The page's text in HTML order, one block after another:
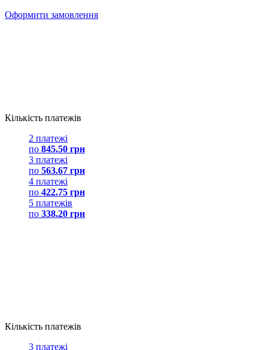
Оформити замовлення
Кількість платежів
2 платежі
по 845.50 грн
3 платежі
по 563.67 грн
4 платежі
по 422.75 грн
5 платежів
по 338.20 грн
Кількість платежів
3 платежі